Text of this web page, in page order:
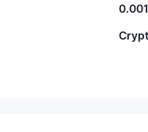
0.001